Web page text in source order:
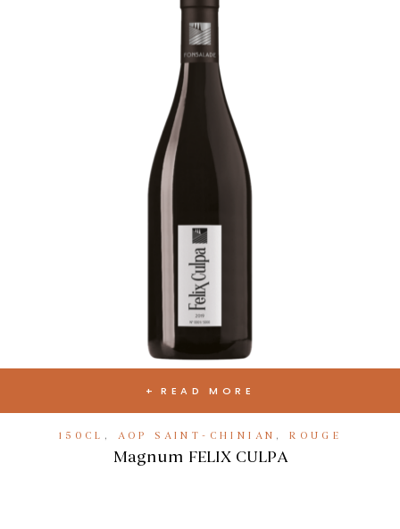
READ MORE
150CL , AOP SAINT-CHINIAN ,ROUGE
Magnum FELIX CULPA